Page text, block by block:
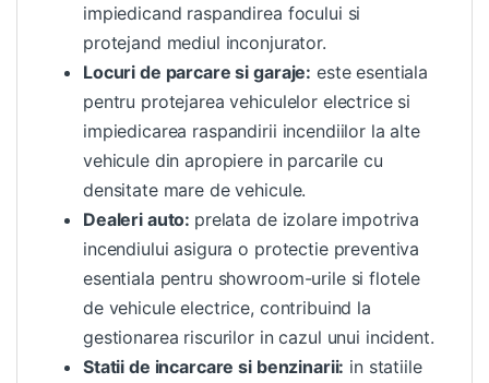
impiedicand raspandirea focului si
protejand mediul inconjurator.
Locuri de parcare si garaje: este esentiala
pentru protejarea vehiculelor electrice si
impiedicarea raspandirii incendiilor la alte
vehicule din apropiere in parcarile cu
densitate mare de vehicule.
Dealeri auto: prelata de izolare impotriva
incendiului asigura o protectie preventiva
esentiala pentru showroom-urile si flotele
de vehicule electrice, contribuind la
gestionarea riscurilor in cazul unui incident.
Statii de incarcare si benzinarii: in statiile